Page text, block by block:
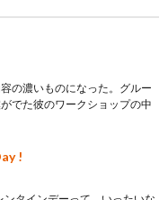
の濃いものになった。グルー
でた彼のワークショップの中
!